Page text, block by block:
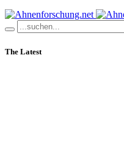
The Latest